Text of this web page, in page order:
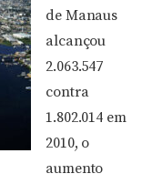
de Manaus
alcançou
2.063.547
contra
1.802.014 em
2010, o
aumento